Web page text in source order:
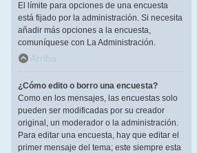
El límite para opciones de una encuesta
está fijado por la administración. Si necesita
añadir más opciones a la encuesta,
comuníquese con La Administración.
Arriba
¿Cómo edito o borro una encuesta?
Como en los mensajes, las encuestas solo
pueden ser modificadas por su creador
original, un moderador o la administración.
Para editar una encuesta, hay que editar el
primer mensaje del tema; este siempre esta